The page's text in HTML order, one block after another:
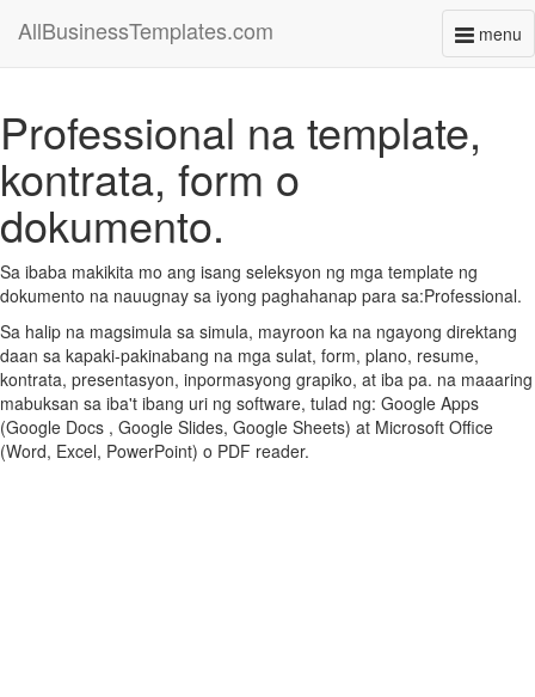
menu
AllBusinessTemplates.com
Professional na template,
kontrata, form o
dokumento.
Sa ibaba makikita mo ang isang seleksyon ng mga template ng
dokumento na nauugnay sa iyong paghahanap para sa:Professional.
Sa halip na magsimula sa simula, mayroon ka na ngayong direktang
daan sa kapaki-pakinabang na mga sulat, form, plano, resume,
kontrata, presentasyon, inpormasyong grapiko, at iba pa. na maaaring
mabuksan sa iba't ibang uri ng software, tulad ng: Google Apps
(Google Docs , Google Slides, Google Sheets) at Microsoft Office
(Word, Excel, PowerPoint) o PDF reader.